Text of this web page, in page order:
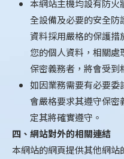
本網站主機均設有防火
全設備及必要的安全防
資料採用嚴格的保護措
您的個人資料，相關
保密義務者，將會受到
如因業務需要有必要委
會嚴格要求其遵守保密
定其將確實遵守。
四、網站對外的相關連結
本網站的網頁提供其他網